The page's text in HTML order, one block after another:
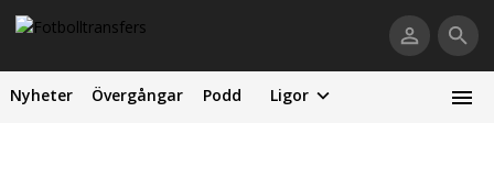
Nyheter Övergångar Podd Ligor